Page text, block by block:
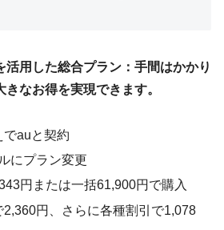
活用した総合プラン：手間はかかり
なお得を実現できます。
でauと契約
にプラン変更
円または一括61,900円で購入
2,360円、さらに各種割引で1,078